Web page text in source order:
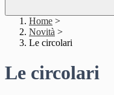
Home >
Novità >
Le circolari
Le circolari